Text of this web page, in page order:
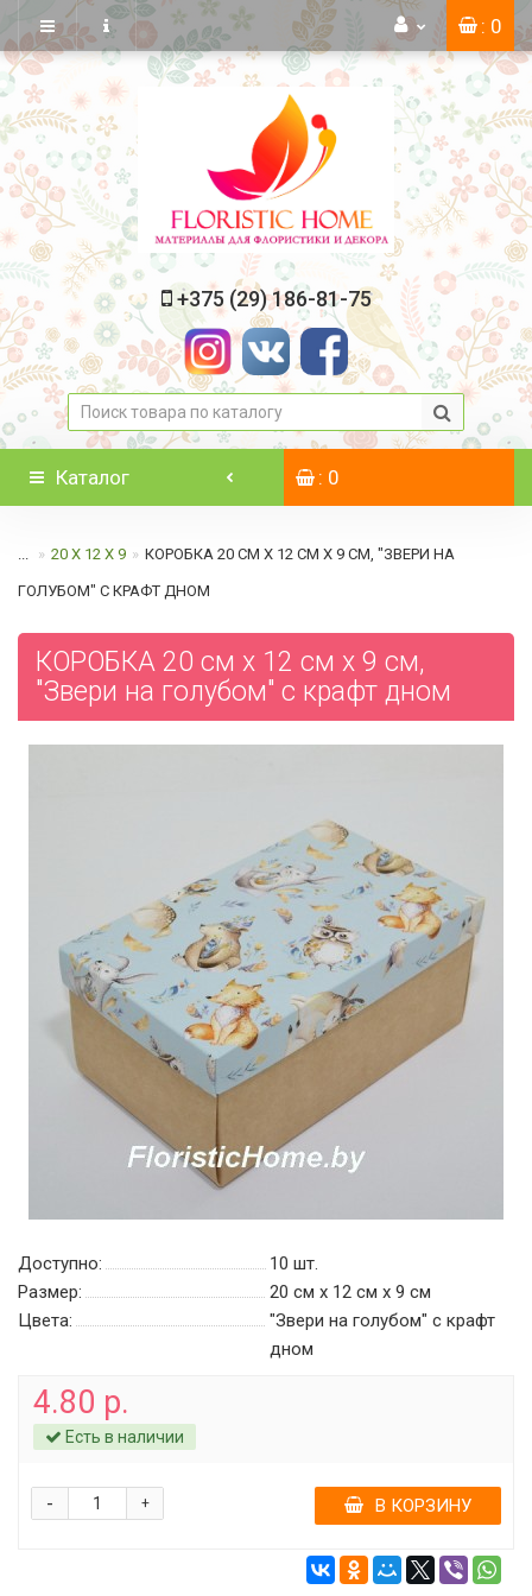
: 0
+375 (29) 186-81-75
Каталог : 0
... 20 Х 12 Х 9 КОРОБКА 20 СМ Х 12 СМ Х 9 СМ, "ЗВЕРИ НА
ГОЛУБОМ" С КРАФТ ДНОМ
КОРОБКА 20 см х 12 см х 9 см,
"Звери на голубом" с крафт дном
Доступно: 10 шт.
Размер:
20 см х 12 см х 9 см
Цвета:
"Звери на голубом" с крафт
дном
4.80 р.
Есть в наличии
+
- В КОРЗИНУ